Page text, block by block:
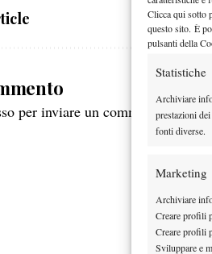
Clicca qui sotto
questo sito. È
pulsanti della
Statistiche
Archiviare
prestazioni
fonti diverse.
Marketing
Archiviare
Creare profili
Creare profili
Sviluppare e
per inviare un commento.